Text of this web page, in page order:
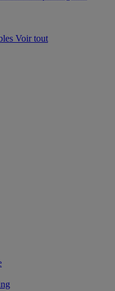
Voir tout